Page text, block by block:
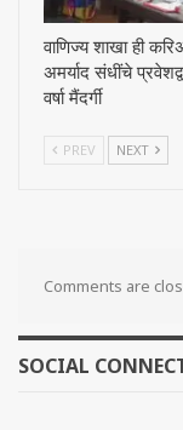
वाणिज्य शाखा ही
अमर्याद संधींचे
वर्षा मैंदर्गी
PREV NEXT
Comments are
SOCIAL